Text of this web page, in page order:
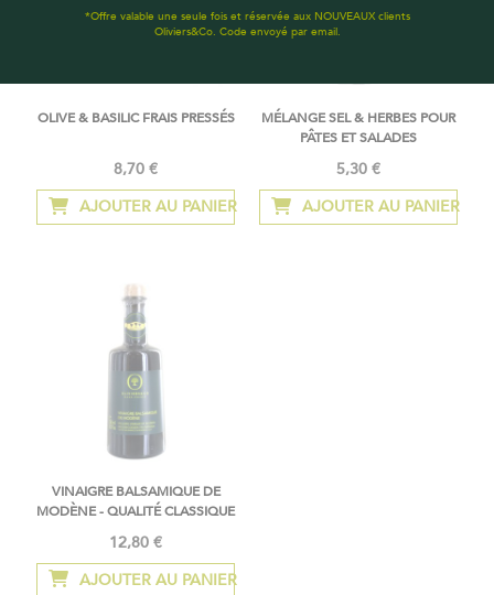
*Offre valable une seule fois et réservée aux NOUVEAUX clients
Oliviers&Co. Code envoyé par email.
OLIVE & BASILIC FRAIS PRESSÉS
À
partir
de
8,70 €
AJOUTER AU PANIER
MÉLANGE SEL & HERBES POUR
PÂTES ET SALADES
5,30 €
AJOUTER AU PANIER
VINAIGRE BALSAMIQUE DE
MODÈNE - QUALITÉ CLASSIQUE
12,80 €
AJOUTER AU PANIER